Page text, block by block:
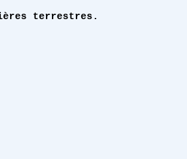
terrestres.